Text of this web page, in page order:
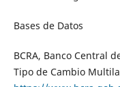
Bases de Datos
BCRA, Banco Central
Tipo de Cambio